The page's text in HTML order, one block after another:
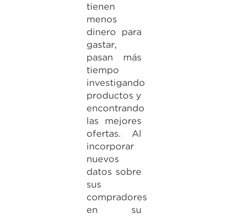
tienen
menos
dinero para
gastar,
pasan más
tiempo
investigando
productos y
encontrando
las mejores
ofertas. Al
incorporar
nuevos
datos sobre
sus
compradores
en su